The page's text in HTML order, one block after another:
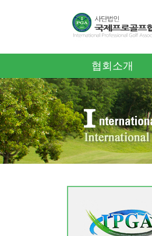
협회소개